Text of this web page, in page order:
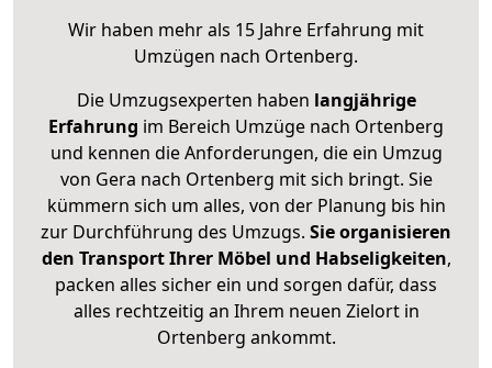
Wir haben mehr als 15 Jahre Erfahrung mit
Umzügen nach Ortenberg.
Die Umzugsexperten haben langjährige
Erfahrung im Bereich Umzüge nach Ortenberg
und kennen die Anforderungen, die ein Umzug
von Gera nach Ortenberg mit sich bringt. Sie
kümmern sich um alles, von der Planung bis hin
zur Durchführung des Umzugs. Sie organisieren
den Transport Ihrer Möbel und Habseligkeiten,
packen alles sicher ein und sorgen dafür, dass
alles rechtzeitig an Ihrem neuen Zielort in
Ortenberg ankommt.